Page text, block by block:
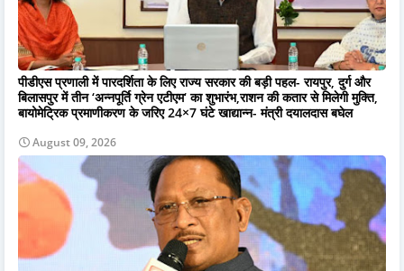
पीडीएस प्रणाली में पारदर्शिता के लिए राज्य सरकार की बड़ी पहल- रायपुर, दुर्ग और
बिलासपुर में तीन ‘अन्नपूर्ति ग्रेन एटीएम‘ का शुभारंभ,राशन की कतार से मिलेगी मुक्ति,
बायोमेट्रिक प्रमाणीकरण के जरिए 24×7 घंटे खाद्यान्न- मंत्री दयालदास बघेल
August 09, 2026